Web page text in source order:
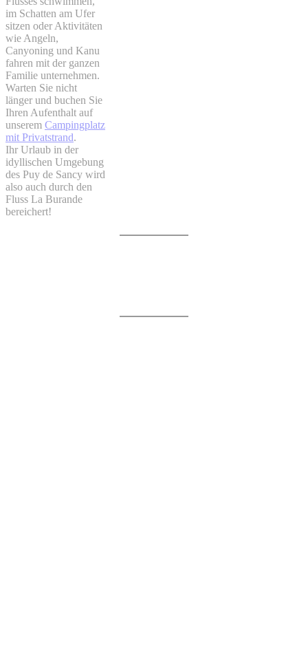
im Schatten am Ufer
sitzen oder Aktivitäten
wie Angeln,
Canyoning und Kanu
fahren mit der ganzen
Familie unternehmen.
Warten Sie nicht
länger und buchen Sie
Ihren Aufenthalt auf
unserem Campingplatz
mit Privatstrand.
Ihr Urlaub in der
idyllischen Umgebung
des Puy de Sancy wird
also auch durch den
Fluss La Burande
bereichert!